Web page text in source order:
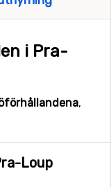
i Pra-
,
Loup